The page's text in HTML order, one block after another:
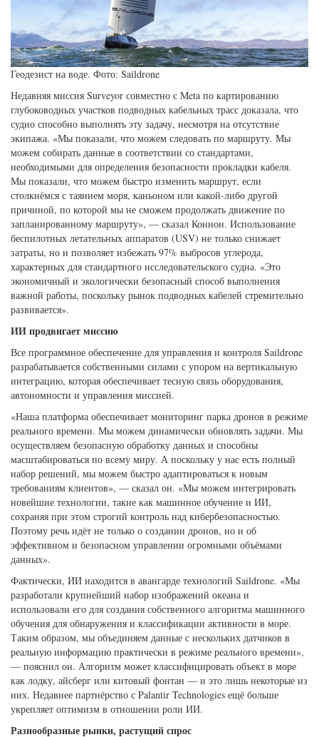
Геодезист на воде. Фото: Saildrone
Недавняя миссия Surveyor совместно с Meta по картированию
глубоководных участков подводных кабельных трасс доказала, что
судно способно выполнять эту задачу, несмотря на отсутствие
экипажа. «Мы показали, что можем следовать по маршруту. Мы
можем собирать данные в соответствии со стандартами,
необходимыми для определения безопасности прокладки кабеля.
Мы показали, что можем быстро изменить маршрут, если
столкнёмся с таянием моря, каньоном или какой-либо другой
причиной, по которой мы не сможем продолжать движение по
запланированному маршруту», — сказал Коннон. Использование
беспилотных летательных аппаратов (USV) не только снижает
затраты, но и позволяет избежать 97% выбросов углерода,
характерных для стандартного исследовательского судна. «Это
экономичный и экологически безопасный способ выполнения
важной работы, поскольку рынок подводных кабелей стремительно
развивается».
ИИ продвигает миссию
Все программное обеспечение для управления и контроля Saildrone
разрабатывается собственными силами с упором на вертикальную
интеграцию, которая обеспечивает тесную связь оборудования,
автономности и управления миссией.
«Наша платформа обеспечивает мониторинг парка дронов в режиме
реального времени. Мы можем динамически обновлять задачи. Мы
осуществляем безопасную обработку данных и способны
масштабироваться по всему миру. А поскольку у нас есть полный
набор решений, мы можем быстро адаптироваться к новым
требованиям клиентов», — сказал он. «Мы можем интегрировать
новейшие технологии, такие как машинное обучение и ИИ,
сохраняя при этом строгий контроль над кибербезопасностью.
Поэтому речь идёт не только о создании дронов, но и об
эффективном и безопасном управлении огромными объёмами
данных».
Фактически, ИИ находится в авангарде технологий Saildrone. «Мы
разработали крупнейший набор изображений океана и
использовали его для создания собственного алгоритма машинного
обучения для обнаружения и классификации активности в море.
Таким образом, мы объединяем данные с нескольких датчиков в
реальную информацию практически в режиме реального времени»,
— пояснил он. Алгоритм может классифицировать объект в море
как лодку, айсберг или китовый фонтан — и это лишь некоторые из
них. Недавнее партнёрство с Palantir Technologies ещё больше
укрепляет оптимизм в отношении роли ИИ.
Разнообразные рынки, растущий спрос